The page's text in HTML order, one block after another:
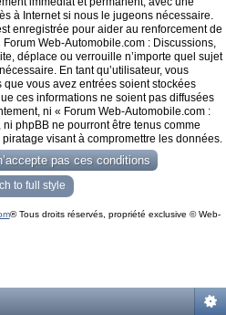
à Internet si nous le jugeons nécessaire.
enregistrée pour aider au renforcement de
Web-Automobile.com : Discussions,
déplace ou verrouille n’importe quel sujet
En tant qu’utilisateur, vous
vous avez entrées soient stockées
ces informations ne soient pas diffusées
ni « Forum Web-Automobile.com :
phpBB ne pourront être tenus comme
visant à compromettre les données.
to full style
® Tous droits réservés, propriété exclusive © Web-